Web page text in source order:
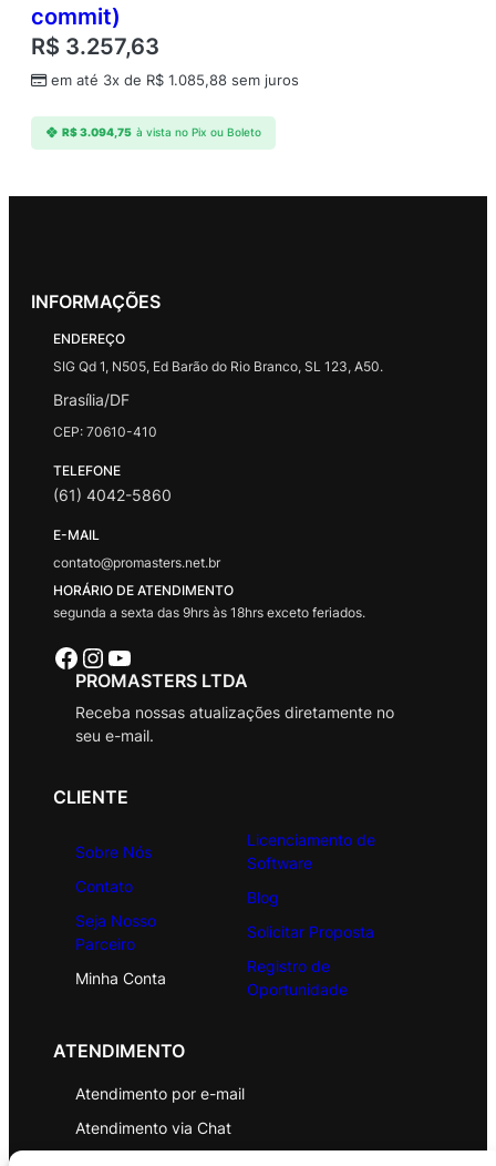
commit)
R$ 3.257,63
em até 3x de R$ 1.085,88 sem juros
R$3.094,75 à vista no Pix ou Boleto
INFORMAÇÕES
ENDEREÇO
SIG Qd 1, N505, Ed Barão do Rio Branco, SL 123, A50.
Brasília/DF
CEP: 70610-410
TELEFONE
(61) 4042-5860
E-MAIL
contato@promasters.net.br
HORÁRIO DE ATENDIMENTO
segunda a sexta das 9hrs às 18hrs exceto feriados.
Facebook Instagram Youtube
PROMASTERS LTDA
Receba nossas atualizações diretamente no
seu e-mail.
CLIENTE
Sobre Nós
Contato
Seja Nosso
Parceiro
Minha Conta
Licenciamento de
Software
Blog
Solicitar Proposta
Registro de
Oportunidade
ATENDIMENTO
Atendimento por e-mail
Atendimento via Chat